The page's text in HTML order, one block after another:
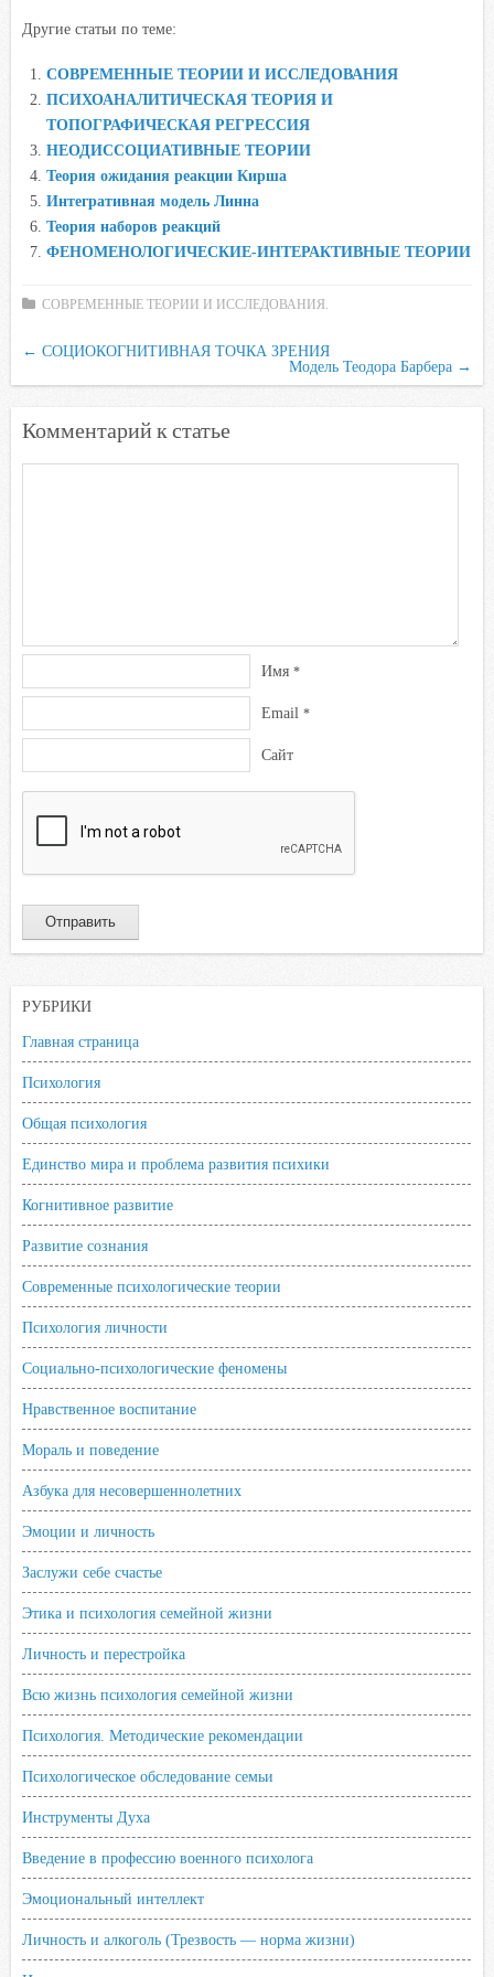
c
b
o
o
k
i
t
e
r
a
s
A
p
p
.
R
u
k
l
a
s
s
i
Другие статьи по теме:
СОВРЕМЕННЫЕ ТЕОРИИ И ИССЛЕДОВАНИЯ
ПСИХОАНАЛИТИЧЕСКАЯ ТЕОРИЯ И
ТОПОГРАФИЧЕСКАЯ РЕГРЕССИЯ
НЕОДИССОЦИАТИВНЫЕ ТЕОРИИ
Теория ожидания реакции Кирша
Интегративная модель Линна
Теория наборов реакций
ФЕНОМЕНОЛОГИЧЕСКИЕ-ИНТЕРАКТИВНЫЕ ТЕОРИИ
СОВРЕМЕННЫЕ ТЕОРИИ И ИССЛЕДОВАНИЯ.
← СОЦИОКОГНИТИВНАЯ ТОЧКА ЗРЕНИЯ
Модель Теодора Барбера →
Комментарий к статье
Имя *
Email *
Сайт
РУБРИКИ
Главная страница
Психология
Общая психология
Единство мира и проблема развития психики
Когнитивное развитие
Развитие сознания
Современные психологические теории
Психология личности
Социально-психологические феномены
Нравственное воспитание
Мораль и поведение
Азбука для несовершеннолетних
Эмоции и личность
Заслужи себе счастье
Этика и психология семейной жизни
Личность и перестройка
Всю жизнь психология семейной жизни
Психология. Методические рекомендации
Психологическое обследование семьи
Инструменты Духа
Введение в профессию военного психолога
Эмоциональный интеллект
Личность и алкоголь (Трезвость — норма жизни)